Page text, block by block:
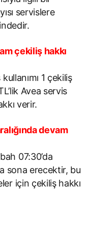
servislere
çekiliş hakkı
1 çekiliş
Avea servis
verir.
devam
07:30’da
sona erecektir, bu
için çekiliş hakkı